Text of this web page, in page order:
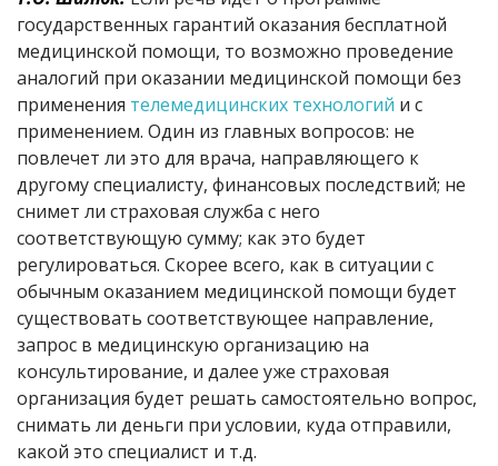
государственных гарантий оказания бесплатной
медицинской помощи, то возможно проведение
аналогий при оказании медицинской помощи без
применения телемедицинских технологий и с
применением. Один из главных вопросов: не
повлечет ли это для врача, направляющего к
другому специалисту, финансовых последствий; не
снимет ли страховая служба с него
соответствующую сумму; как это будет
регулироваться. Скорее всего, как в ситуации с
обычным оказанием медицинской помощи будет
существовать соответствующее направление,
запрос в медицинскую организацию на
консультирование, и далее уже страховая
организация будет решать самостоятельно вопрос,
снимать ли деньги при условии, куда отправили,
какой это специалист и т.д.